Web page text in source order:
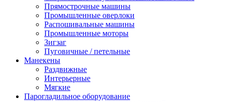
Прямострочные машины
Промышленные оверлоки
Распошивальные машины
Промышленные моторы
Зигзаг
Пуговичные / петельные
Манекены
Раздвижные
Интерьерные
Мягкие
Парогладильное оборудование